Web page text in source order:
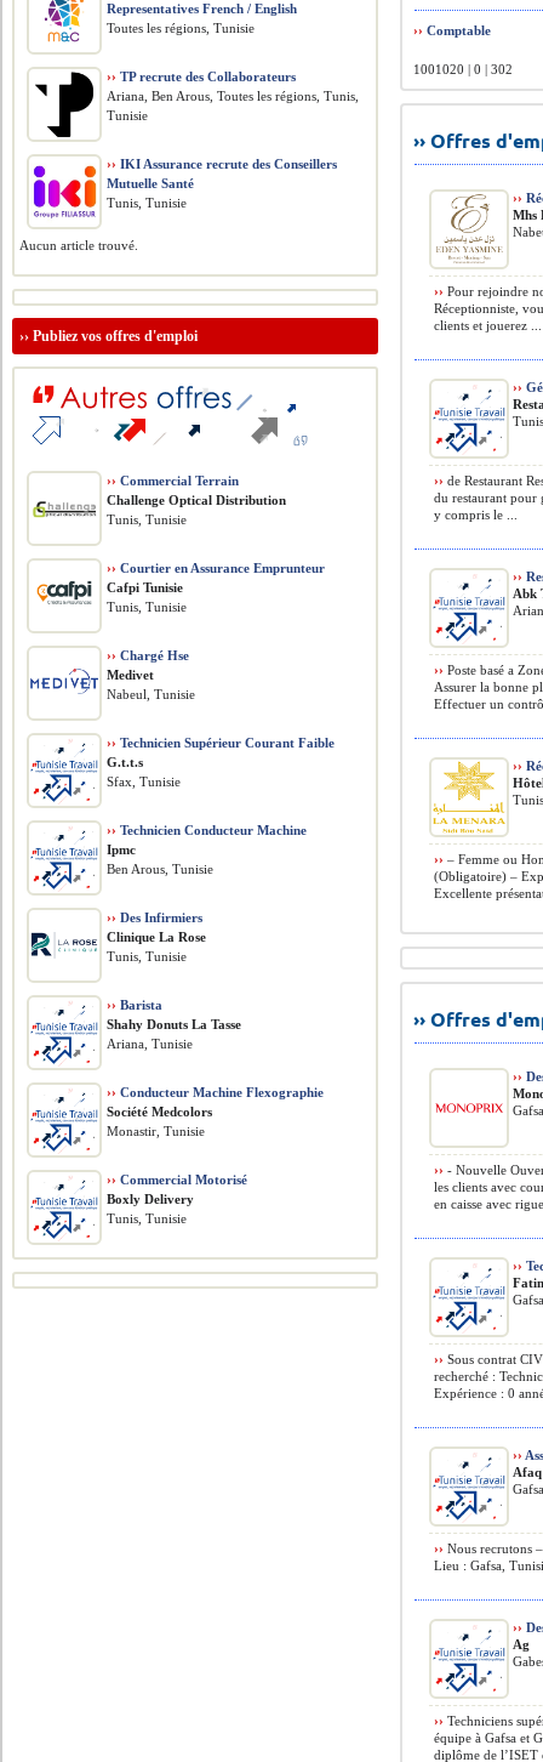
››Comptable
1001020 | 0 | 302
›› Offres
››
Mhs
›› Pour rejoindre
Réceptionniste,
clients et jouerez ...
››
›› de Restaurant
du restaurant pour
y compris le ...
››
Abk
›› Poste basé a
Assurer la bonne
Effectuer un
››
›› – Femme ou
(Obligatoire) –
Excellente
›› Offres
››
›› - Nouvelle
les clients avec
en caisse avec
››
›› Sous contrat
recherché :
Expérience : 0
››
›› Nous recrutons
Lieu : Gafsa,
››
Ag
›› Techniciens
équipe à Gafsa et
diplôme de l’ISET
Representatives French / English
Toutes les régions, Tunisie
›› TP recrute des Collaborateurs
Ariana, Ben Arous, Toutes les régions, Tunis,
Tunisie
›› IKI Assurance recrute des Conseillers
Mutuelle Santé
Tunis, Tunisie
Aucun article trouvé.
››Publiez vos offres d'emploi
›› Commercial Terrain
Challenge Optical Distribution
Tunis, Tunisie
›› Courtier en Assurance Emprunteur
Cafpi Tunisie
Tunis, Tunisie
›› Chargé Hse
Medivet
Nabeul, Tunisie
›› Technicien Supérieur Courant Faible
G.t.t.s
Sfax, Tunisie
›› Technicien Conducteur Machine
Ipmc
Ben Arous, Tunisie
›› Des Infirmiers
Clinique La Rose
Tunis, Tunisie
›› Barista
Shahy Donuts La Tasse
Ariana, Tunisie
›› Conducteur Machine Flexographie
Société Medcolors
Monastir, Tunisie
›› Commercial Motorisé
Boxly Delivery
Tunis, Tunisie